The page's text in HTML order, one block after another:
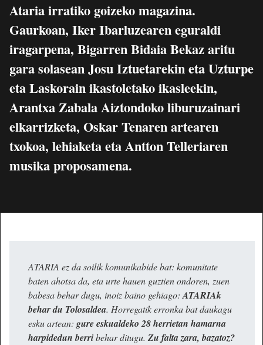
Ataria irratiko goizeko magazina.
Gaurkoan, Iker Ibarluzearen eguraldi
iragarpena, Bigarren Bidaia Bekaz aritu
gara solasean Josu Iztuetarekin eta Uzturpe
eta Laskorain ikastoletako ikasleekin,
Arantxa Zabala Aiztondoko liburuzainari
elkarrizketa, Oskar Tenaren artearen
txokoa, lehiaketa eta Antton Telleriaren
musika proposamena.
ATARIA ez da soilik komunikabide bat: komunitate
baten ahotsa da, eta urte hauen guztien ondoren, zuen
babesa behar dugu, inoiz baino gehiago:ATARIAk
behar du Tolosaldea. Horregatik erronka bat daukagu
esku artean: gure eskualdeko 28 herrietan hamarna
harpidedun berribehar ditugu. Zu falta zara, bazatoz?